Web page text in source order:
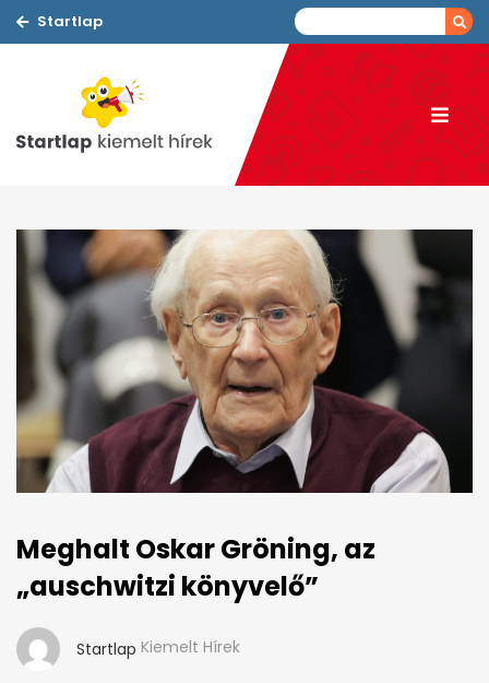
Startlap
Meghalt Oskar Gröning, az
„auschwitzi könyvelő”
Startlap Kiemelt Hírek